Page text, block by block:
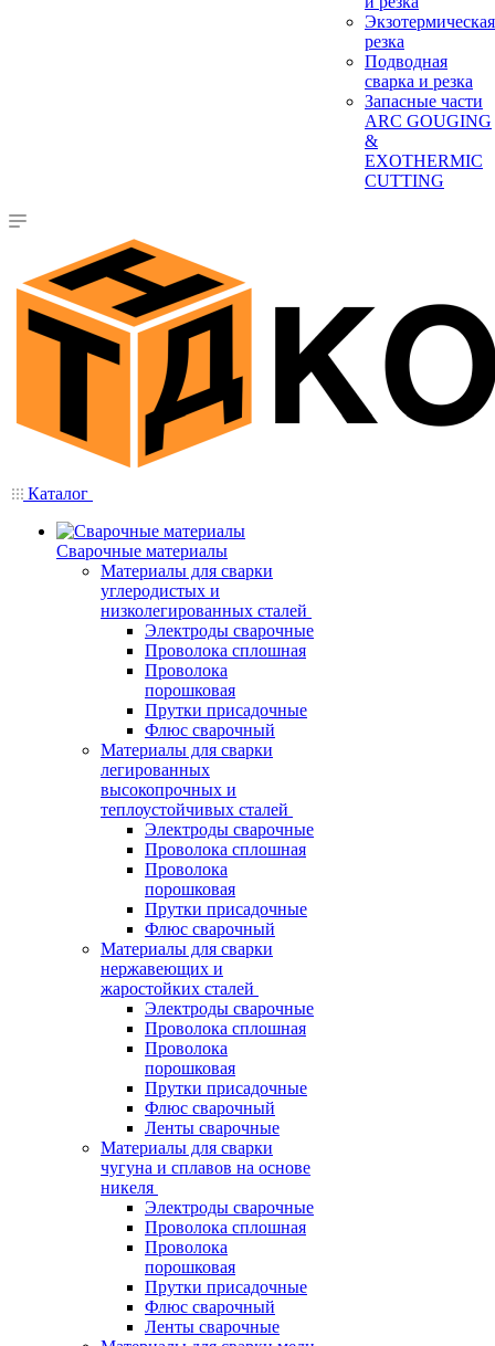
Экзотермическая
резка
Подводная
сварка и резка
Запасные части
ARC GOUGING
&
EXOTHERMIC
CUTTING
Каталог
Сварочные материалы
Материалы для сварки
углеродистых и
низколегированных сталей
Электроды сварочные
Проволока сплошная
Проволока
порошковая
Прутки присадочные
Флюс сварочный
Материалы для сварки
легированных
высокопрочных и
теплоустойчивых сталей
Электроды сварочные
Проволока сплошная
Проволока
порошковая
Прутки присадочные
Флюс сварочный
Материалы для сварки
нержавеющих и
жаростойких сталей
Электроды сварочные
Проволока сплошная
Проволока
порошковая
Прутки присадочные
Флюс сварочный
Ленты сварочные
Материалы для сварки
чугуна и сплавов на основе
никеля
Электроды сварочные
Проволока сплошная
Проволока
порошковая
Прутки присадочные
Флюс сварочный
Ленты сварочные